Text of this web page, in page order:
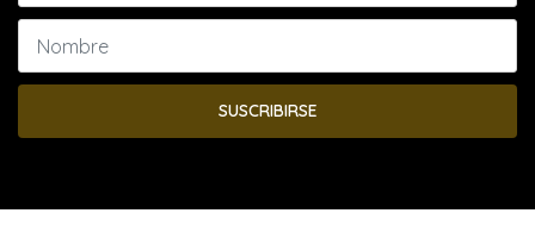
SUSCRIBIRSE